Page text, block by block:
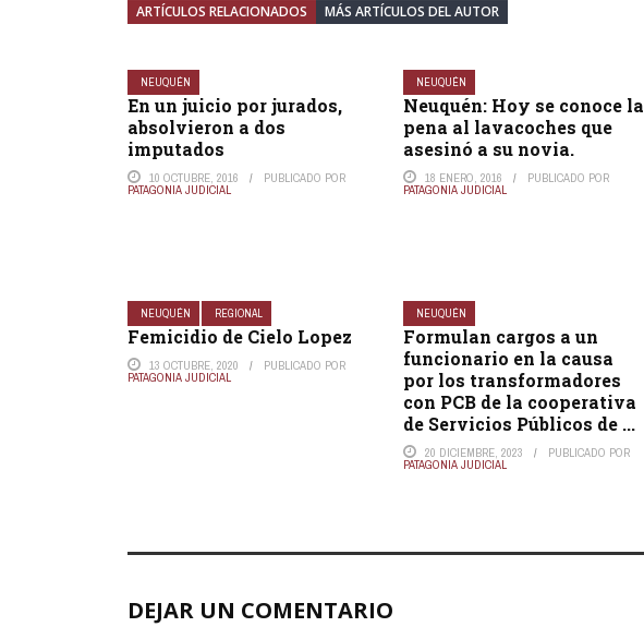
ARTÍCULOS RELACIONADOS MÁS ARTÍCULOS DEL AUTOR
NEUQUÉN
En un juicio por jurados,
absolvieron a dos
imputados
10 OCTUBRE, 2016 PUBLICADO POR
PATAGONIA JUDICIAL
NEUQUÉN
Neuquén: Hoy se conoce la
pena al lavacoches que
asesinó a su novia.
18 ENERO, 2016 PUBLICADO POR
PATAGONIA JUDICIAL
NEUQUÉN REGIONAL
Femicidio de Cielo Lopez
13 OCTUBRE, 2020 PUBLICADO POR
PATAGONIA JUDICIAL
NEUQUÉN
Formulan cargos a un
funcionario en la causa
por los transformadores
con PCB de la cooperativa
de Servicios Públicos de ...
20 DICIEMBRE, 2023 PUBLICADO POR
PATAGONIA JUDICIAL
DEJAR UN COMENTARIO